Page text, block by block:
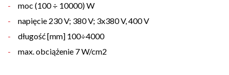
moc (100 ÷ 10000) W
napięcie 230 V; 380 V; 3x380 V, 400 V
długość [mm] 100÷4000
max. obciążenie 7 W/cm2